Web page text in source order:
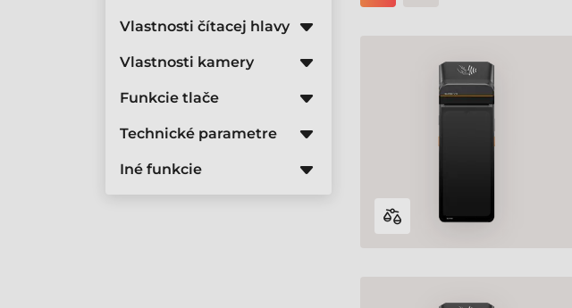
Vlastnosti čítacej hlavy
Vlastnosti kamery
Funkcie tlače
Technické parametre
Iné funkcie